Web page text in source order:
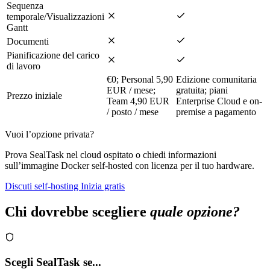
Sequenza
temporale/Visualizzazioni
Gantt
Documenti
Pianificazione del carico
di lavoro
Prezzo iniziale
€0; Personal 5,90
EUR / mese;
Team 4,90 EUR
/ posto / mese
Edizione comunitaria
gratuita; piani
Enterprise Cloud e on-
premise a pagamento
Vuoi l’opzione privata?
Prova SealTask nel cloud ospitato o chiedi informazioni
sull’immagine Docker self-hosted con licenza per il tuo hardware.
Discuti self-hosting Inizia gratis
Chi dovrebbe scegliere quale opzione?
Scegli SealTask se...